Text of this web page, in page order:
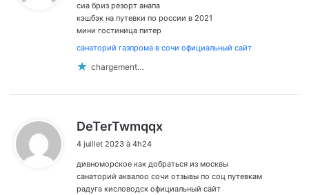
:
сиа бриз резорт анапа
кэшбэк на путевки по россии в 2021
мини гостиница питер
санаторий газпрома в сочи официальный сайт
chargement…
DeTerTwmqqx
:
4 juillet 2023 à 4h24
дивноморское как добраться из москвы
санаторий аквалоо сочи отзывы по соц путевкам
радуга кисловодск официальный сайт